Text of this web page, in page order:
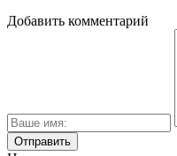
Добавить комментарий